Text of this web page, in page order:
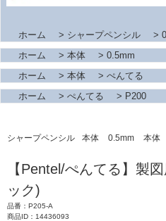
ホーム > シャープペンシル >
ホーム
> 本体 > 0.5mm
ホーム
> 本体 > ぺんてる
ホーム
> ぺんてる > P200
シャープペンシル 本体 0.5mm 本体
【Pentel/ぺんてる】製
ック)
品番：P205-A
商品ID：14436093